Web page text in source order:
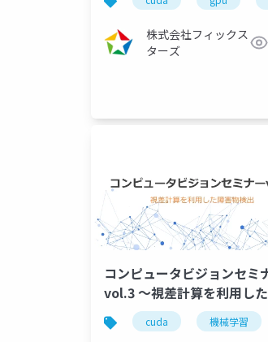
株式会社フィックス
ターズ
コンピュータビジョンセミ
vol.3 ～視差計算を利用し
物検出～（2023/10/27）
cuda 機械学習